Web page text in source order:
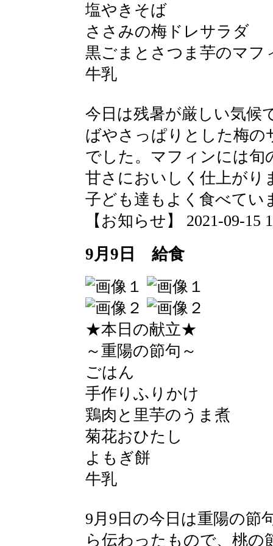
塩やきそば
ささみの梅ドレサラダ
黒ごまとさつま芋のマフ
牛乳
今日は残暑が厳しい気候
ばやさっぱりとした梅の
でした。マフィンには旬
甘さにおいしく仕上がり
子ども達もよく食べてい
【お知らせ】 2021-09-15
9月9日 給食
★本日の献立★
～重陽の節句～
ごはん
手作りふりかけ
鶏肉と里芋のうま煮
菊花おひたし
よもぎ餅
牛乳
9月9日の今日は重陽の節
ら伝わったもので、桃の